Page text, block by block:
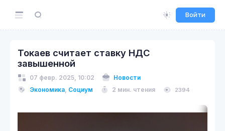
Войти
Токаев считает ставку НДС
завышенной
07 февр. 2025, 10:02
Новости
Экономика, Социум 2 мин. чтения 2394